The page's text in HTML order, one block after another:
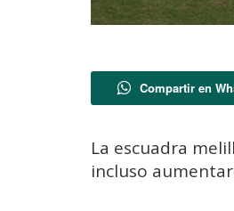
Compartir en
La escuadra
incluso